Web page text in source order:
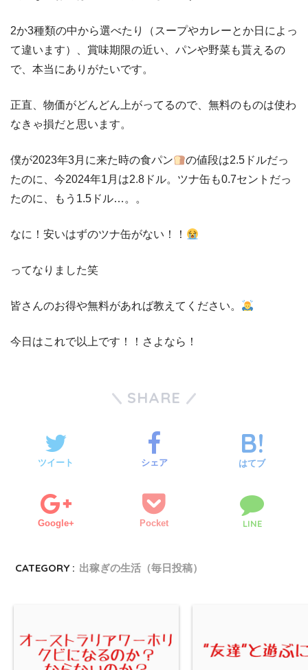
2か3種類の中から選べたり（スープやカレーとか日によっ
て違います）、賞味期限の近い、パンや野菜も貰えるの
で、本当にありがたいです。
正直、物価がどんどん上がってるので、無料のものは使わ
なきゃ損だと思います。
僕が2023年3月に来た時の食パン の値段は2.5 ドルだっ
たのに、今2024年1月は2.8 ドル。ツナ缶も0.7セントだっ
たのに、もう 1.5 ドル… 。。
なに！安いはずのツナ缶がない！！
ってなりました笑
皆さんのお得や無料があれば教えてください。
今日はこれで以上です！！さよなら！
SHARE
ツイート シェア はてブ
Google+ Pocket LINE
CATEGORY : 出稼ぎの生活（毎日投稿）